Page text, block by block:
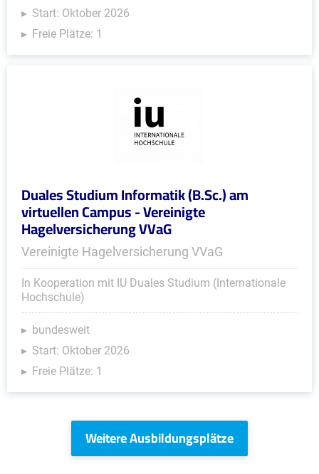
Start: Oktober 2026
Freie Plätze: 1
Duales Studium Informatik (B.Sc.) am
virtuellen Campus - Vereinigte
Hagelversicherung VVaG
Vereinigte Hagelversicherung VVaG
In Kooperation mit IU Duales Studium (Internationale
Hochschule)
bundesweit
Start: Oktober 2026
Freie Plätze: 1
Weitere Ausbildungsplätze